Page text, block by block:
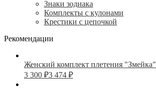
Знаки зодиака
Комплекты с кулонами
Крестики с цепочкой
Рекомендации
Женский комплект плетения "Змейка"
3 300 ₽3 474 ₽